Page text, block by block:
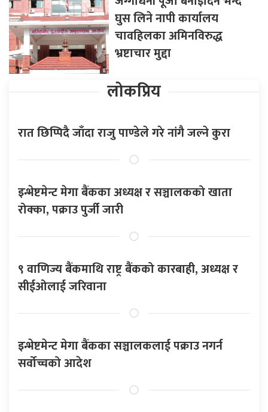
घुस लिने नापी कार्यालय
चावहिलका अमिनविरुद्ध
भ्रष्टाचार मुद्दा
लोकप्रिय
रात छिप्पिदै जाँदा राजु पाण्डेले गरे नांगै जल्ने कुरा
इन्भेष्टमेन्ट मेगा बैंकका अध्यक्ष र सञ्चालकको खाता
रोक्का, पक्राउ पुर्जी जारी
९ वाणिज्य बैंकमाथि राष्ट्र बैंकको कारबाही, अध्यक्ष र
सीईओलाई जरिवाना
इन्भेष्टमेन्ट मेगा बैंकका सञ्चालकलाई पक्राउ नगर्न
सर्वोच्चको आदेश